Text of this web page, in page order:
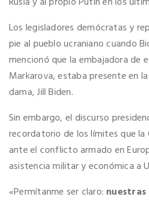
Los legisladores demócratas y
pie al pueblo ucraniano cuando
mencionó que la embajadora de
Markarova, estaba presente en
dama, Jill Biden.
Sin embargo, el discurso
recordatorio de los límites que la
ante el conflicto armado en
asistencia militar y económica a
«Permítanme ser claro: